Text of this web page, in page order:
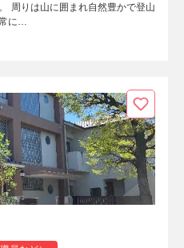
周りは山に囲まれ自然豊かで登山
に…